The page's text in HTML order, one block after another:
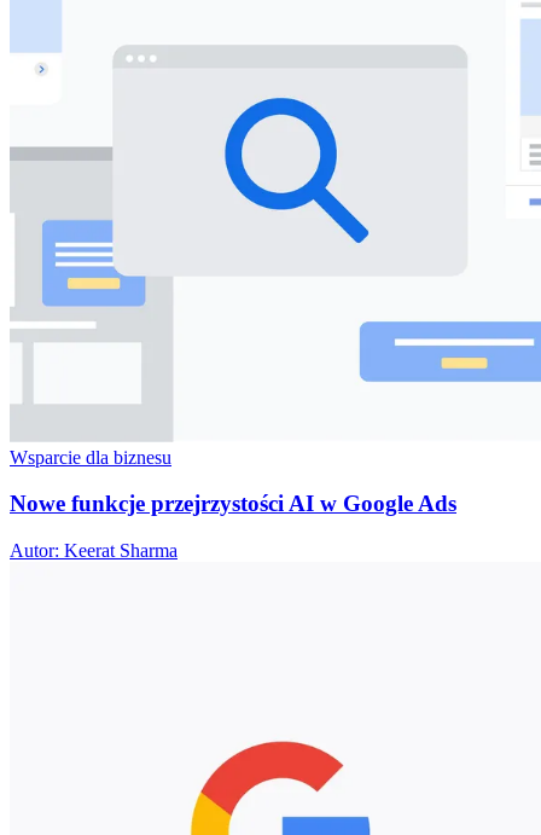
Wsparcie dla biznesu
Nowe funkcje przejrzystości AI w Google Ads
Autor: Keerat Sharma